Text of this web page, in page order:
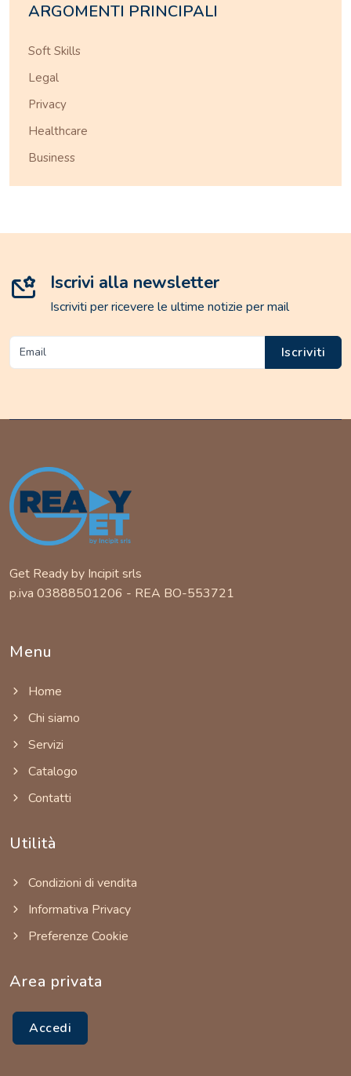
ARGOMENTI PRINCIPALI
Soft Skills
Legal
Privacy
Healthcare
Business
Iscrivi alla newsletter
Iscriviti per ricevere le ultime notizie per mail
Iscriviti
Get Ready by Incipit srls
p.iva 03888501206 - REA BO-553721
Menu
Home
Chi siamo
Servizi
Catalogo
Contatti
Utilità
Condizioni di vendita
Informativa Privacy
Preferenze Cookie
Area privata
Accedi